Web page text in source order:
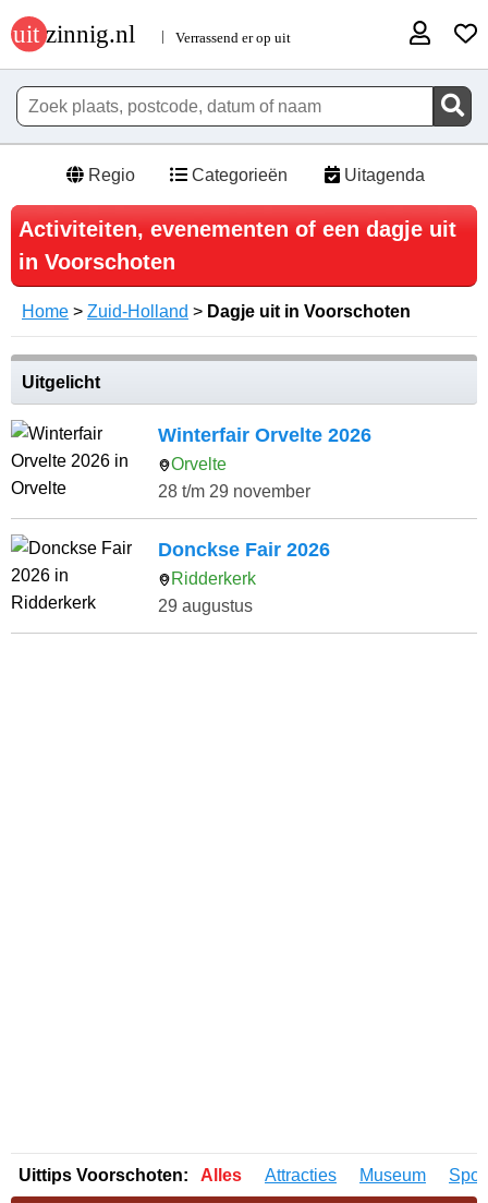
Regio Categorieën Uitagenda
Activiteiten, evenementen of een dagje uit
in Voorschoten
Home > Zuid-Holland > Dagje uit in Voorschoten
Uitgelicht
Winterfair Orvelte 2026
Orvelte
28 t/m 29 november
Donckse Fair 2026
Ridderkerk
29 augustus
Uittips Voorschoten: Alles Attracties Museum